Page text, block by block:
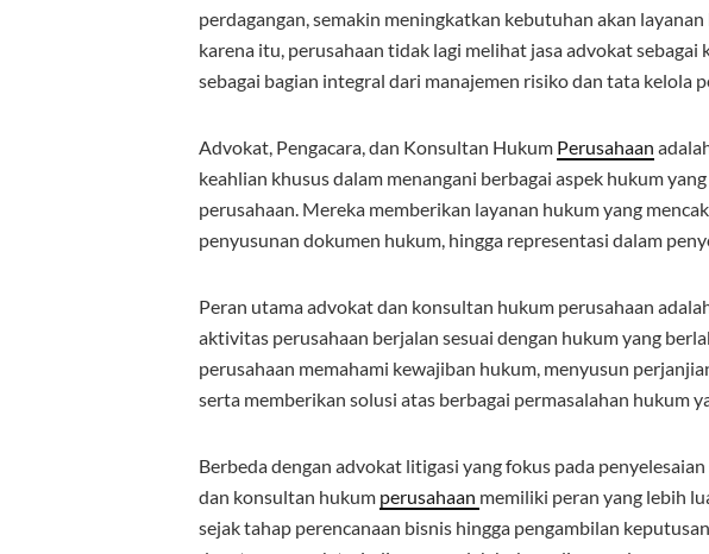
perdagangan, semakin meningkatkan kebutuhan akan
karena itu, perusahaan tidak lagi melihat jasa advokat
sebagai bagian integral dari manajemen risiko dan tata kelola
Advokat, Pengacara, dan Konsultan Hukum Perusahaan
keahlian khusus dalam menangani berbagai aspek hukum
perusahaan. Mereka memberikan layanan hukum yang
penyusunan dokumen hukum, hingga representasi dalam
Peran utama advokat dan konsultan hukum perusahaan
aktivitas perusahaan berjalan sesuai dengan hukum yang
perusahaan memahami kewajiban hukum, menyusun
serta memberikan solusi atas berbagai permasalahan hukum
Berbeda dengan advokat litigasi yang fokus pada
dan konsultan hukum perusahaan memiliki peran yang lebih
sejak tahap perencanaan bisnis hingga pengambilan